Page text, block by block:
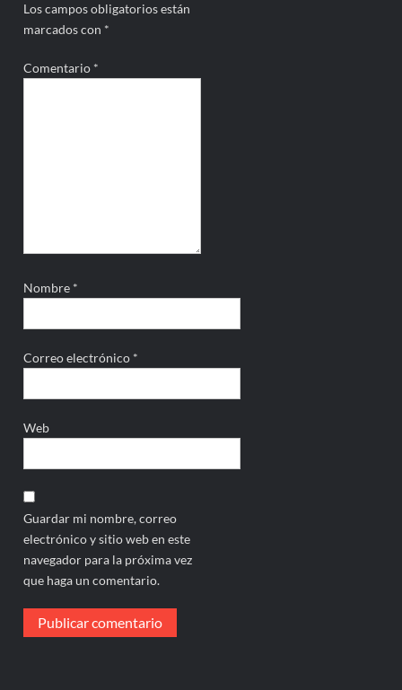
Los campos obligatorios están
marcados con *
Comentario *
Nombre *
Correo electrónico *
Web
Guardar mi nombre, correo
electrónico y sitio web en este
navegador para la próxima vez
que haga un comentario.